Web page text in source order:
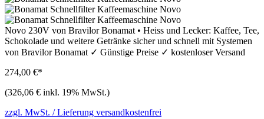
Novo 230V von Bravilor Bonamat • Heiss und Lecker: Kaffee, Tee,
Schokolade und weitere Getränke sicher und schnell mit Systemen
von Bravilor Bonamat ✓ Günstige Preise ✓ kostenloser Versand
274,00 €*
(326,06 € inkl. 19% MwSt.)
zzgl. MwSt. / Lieferung versandkostenfrei